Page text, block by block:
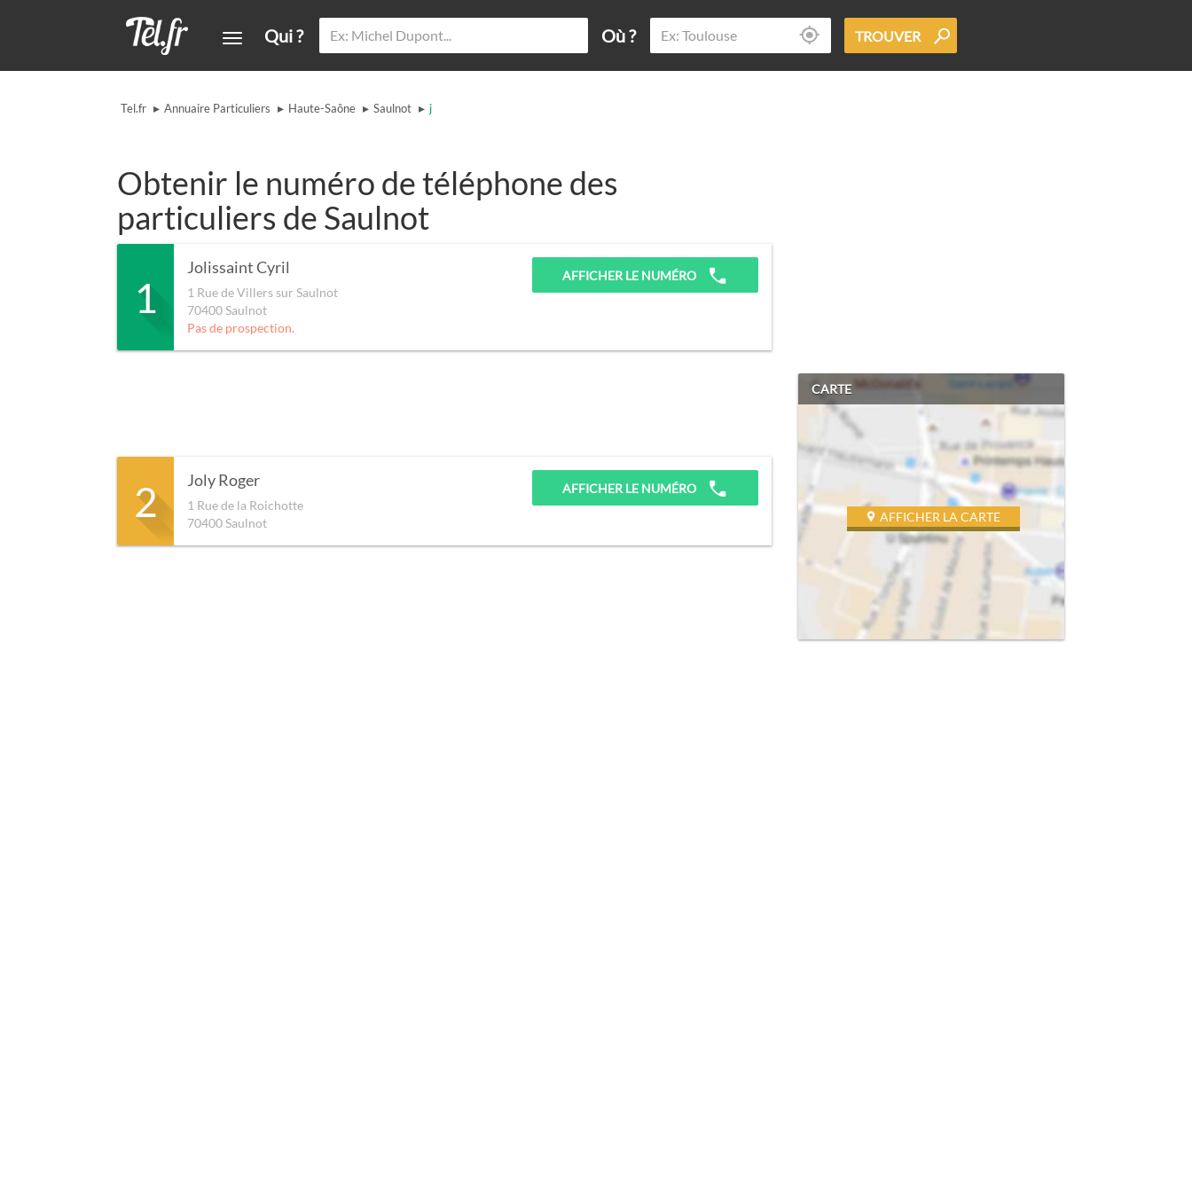
Qui ? Où ? TROUVER
Tel.fr ▸ Annuaire Particuliers ▸ Haute-Saône ▸ Saulnot ▸ j
Obtenir le numéro de téléphone des
particuliers de Saulnot
1
Jolissaint Cyril
1 Rue de Villers sur Saulnot
70400Saulnot
Pas de prospection.
AFFICHER LE NUMÉRO
2 Joly Roger
1 Rue de la Roichotte
70400Saulnot
AFFICHER LE NUMÉRO
CARTE
AFFICHER LA CARTE